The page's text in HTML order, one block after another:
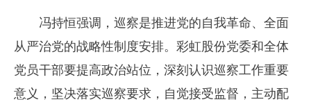
冯持恒强调，巡察是推进党的自我革命、全面
从严治党的战略性制度安排。彩虹股份党委和全体
党员干部要提高政治站位，深刻认识巡察工作重要
意义，坚决落实巡察要求，自觉接受监督，主动配